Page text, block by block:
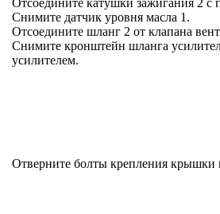
Отсоедините катушки зажигания 2 с
Снимите датчик уровня масла 1.
Отсоедините шланг 2 от клапана
Снимите кронштейн шланга
усилителем.
Отверните болты крепления крышки